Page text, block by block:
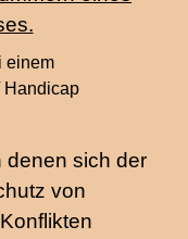
einem
Handicap
denen sich der
von